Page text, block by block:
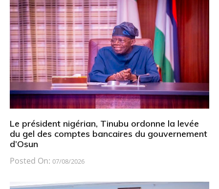
Le président nigérian, Tinubu ordonne la levée
du gel des comptes bancaires du gouvernement
d’Osun
Posted On: 07/08/2026